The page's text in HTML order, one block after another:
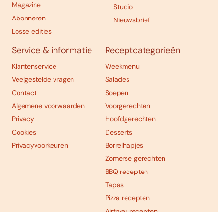
Magazine
Abonneren
Losse edities
Studio
Nieuwsbrief
Service & informatie
Klantenservice
Veelgestelde vragen
Contact
Algemene voorwaarden
Privacy
Cookies
Privacyvoorkeuren
Receptcategorieën
Weekmenu
Salades
Soepen
Voorgerechten
Hoofdgerechten
Desserts
Borrelhapjes
Zomerse gerechten
BBQ recepten
Tapas
Pizza recepten